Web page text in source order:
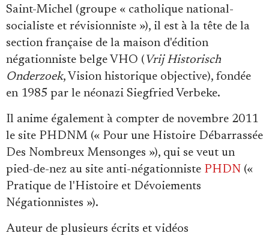
Saint-Michel (groupe « catholique national-
socialiste et révisionniste »), il est à la tête de la
section française de la maison d'édition
négationniste belge VHO ( Vrij Historisch
Onderzoek, Vision historique objective), fondée
en 1985 par le néonazi Siegfried Verbeke.
Il anime également à compter de novembre 2011
le site PHDNM (« Pour une Histoire Débarrassée
Des Nombreux Mensonges »), qui se veut un
pied-de-nez au site anti-négationniste PHDN («
Pratique de l'Histoire et Dévoiements
Négationnistes »).
Auteur de plusieurs écrits et vidéos